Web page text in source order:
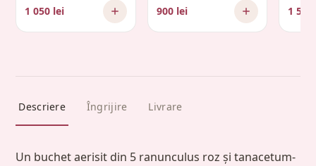
1 050 lei 900 lei 1
Descriere Îngrijire Livrare
Un buchet aerisit din 5 ranunculus roz și tanacetum-